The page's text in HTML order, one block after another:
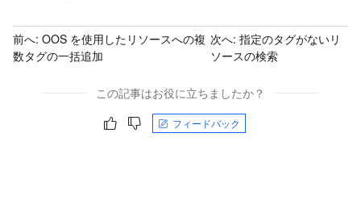
前へ: OOS を使用したリソースへの複
数タグの一括追加
次へ: 指定のタグがないリ
ソースの検索
この記事はお役に立ちましたか？
フィードバック